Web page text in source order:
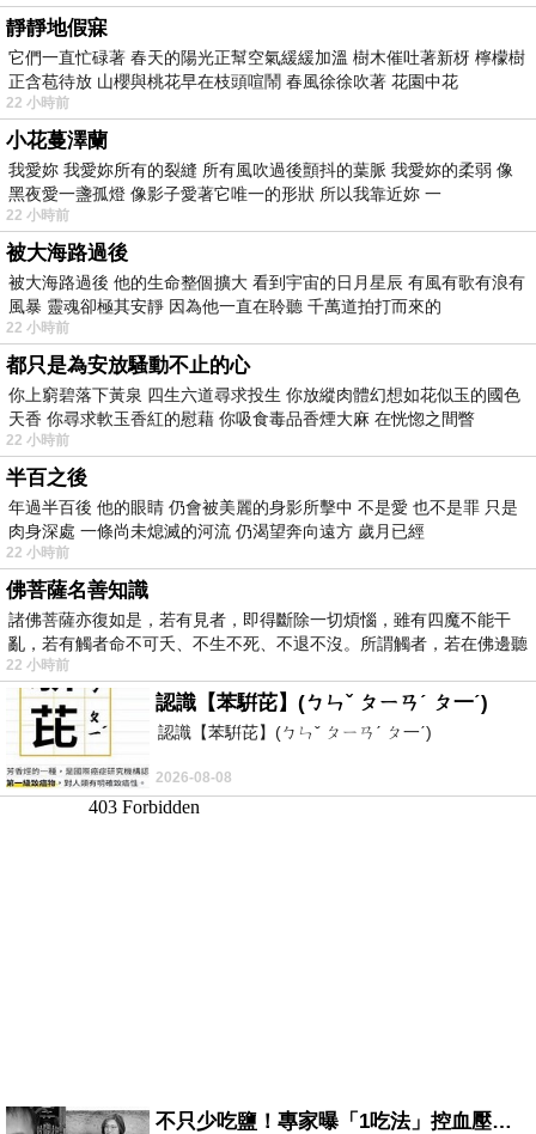
靜靜地假寐
它們一直忙碌著 春天的陽光正幫空氣緩緩加溫 樹木催吐著新枒 檸檬樹
正含苞待放 山櫻與桃花早在枝頭喧鬧 春風徐徐吹著 花園中花
22 小時前
小花蔓澤蘭
我愛妳 我愛妳所有的裂縫 所有風吹過後顫抖的葉脈 我愛妳的柔弱 像
黑夜愛一盞孤燈 像影子愛著它唯一的形狀 所以我靠近妳 一
22 小時前
被大海路過後
被大海路過後 他的生命整個擴大 看到宇宙的日月星辰 有風有歌有浪有
風暴 靈魂卻極其安靜 因為他一直在聆聽 千萬道拍打而來的
22 小時前
都只是為安放騷動不止的心
你上窮碧落下黃泉 四生六道尋求投生 你放縱肉體幻想如花似玉的國色
天香 你尋求軟玉香紅的慰藉 你吸食毒品香煙大麻 在恍惚之間瞥
22 小時前
半百之後
年過半百後 他的眼睛 仍會被美麗的身影所擊中 不是愛 也不是罪 只是
肉身深處 一條尚未熄滅的河流 仍渴望奔向遠方 歲月已經
22 小時前
佛菩薩名善知識
諸佛菩薩亦復如是，若有見者，即得斷除一切煩惱，雖有四魔不能干
亂，若有觸者命不可夭、不生不死、不退不沒。所謂觸者，若在佛邊聽
受
22 小時前
認識【苯騈芘】(ㄅㄣˇ ㄆㄧㄢˊ ㄆ一ˊ)
認識【苯騈芘】(ㄅㄣˇ ㄆㄧㄢˊ ㄆ一ˊ)
2026-08-08
不只少吃鹽！專家曝「1吃法」控血壓、降膽固醇 - 得舒飲食(DASH Diet)